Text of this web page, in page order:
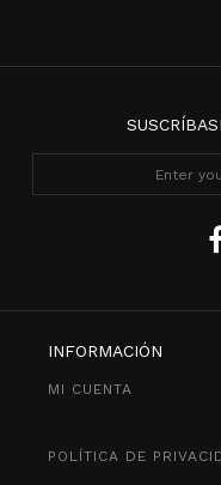
INFORMACIÓN
MI CUENTA
POLÍTICA DE